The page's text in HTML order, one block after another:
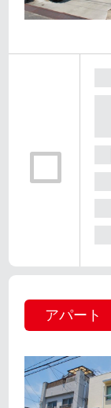
アパート